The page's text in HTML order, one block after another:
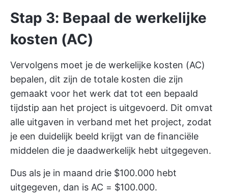
Stap 3: Bepaal de werkelijke
kosten (AC)
Vervolgens moet je de werkelijke kosten (AC)
bepalen, dit zijn de totale kosten die zijn
gemaakt voor het werk dat tot een bepaald
tijdstip aan het project is uitgevoerd. Dit omvat
alle uitgaven in verband met het project, zodat
je een duidelijk beeld krijgt van de financiële
middelen die je daadwerkelijk hebt uitgegeven.
Dus als je in maand drie $100.000 hebt
uitgegeven, dan is AC = $100.000.